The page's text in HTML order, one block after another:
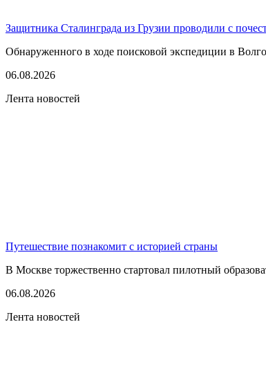
Защитника Сталинграда из Грузии проводили с
Обнаруженного в ходе поисковой экспедиции в
06.08.2026
Лента новостей
Путешествие познакомит с историей страны
В Москве торжественно стартовал пилотный
06.08.2026
Лента новостей